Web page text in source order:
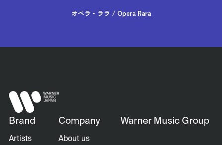
オペラ・ララ / Opera Rara
Brand
Artists
Company
About us
Warner Music Group